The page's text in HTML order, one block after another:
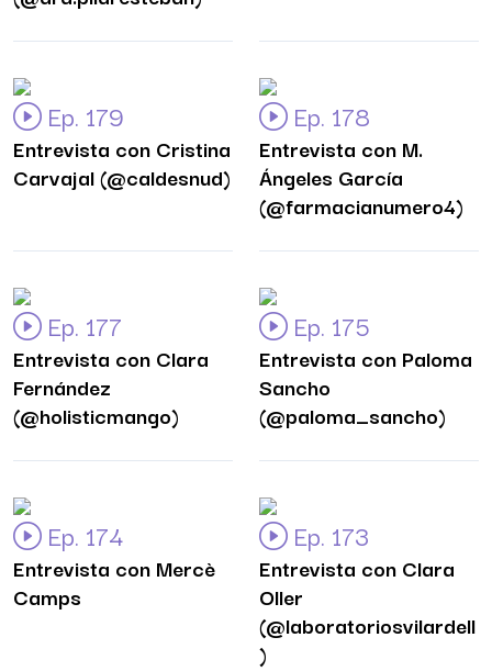
Ep. 179
Entrevista con Cristina
Carvajal (@caldesnud)
Ep. 178
Entrevista con M.
Ángeles García
(@farmacianumero4)
Ep. 177
Entrevista con Clara
Fernández
(@holisticmango)
Ep. 175
Entrevista con Paloma
Sancho
(@paloma_sancho)
Ep. 174
Entrevista con Mercè
Camps
Ep. 173
Entrevista con Clara
Oller
(@laboratoriosvilardell
)